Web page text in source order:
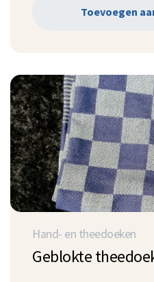
Toevoegen
Hand- en theedoeken
Geblokte